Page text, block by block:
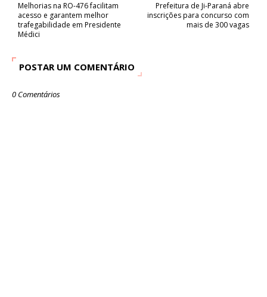
Prefeitura de Ji-Paraná abre
inscrições para concurso com
mais de 300 vagas
Melhorias na RO-476 facilitam
acesso e garantem melhor
trafegabilidade em Presidente
Médici
POSTAR UM COMENTÁRIO
0 Comentários